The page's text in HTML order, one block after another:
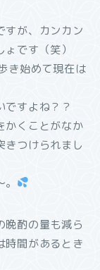
すが、カンカン
です（笑）
き始めて現在は
すよね？？
かくことがなか
きつけられまし
晩酌の量も減ら
時間があるとき